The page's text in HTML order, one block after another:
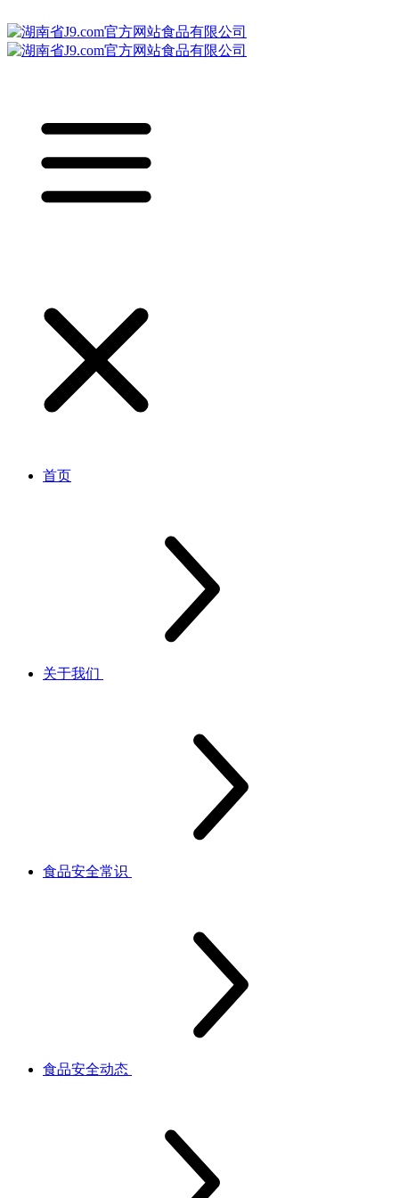
首页
关于我们
食品安全常识
食品安全动态